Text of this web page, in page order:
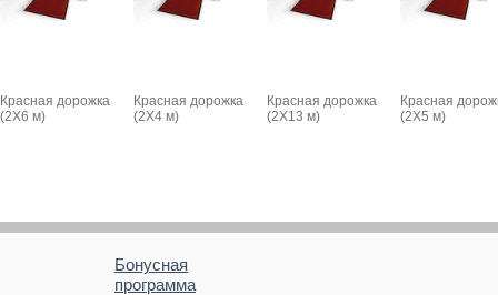
Красная дорожка
(2Х6 м)
Красная дорожка
(2Х4 м)
Красная дорожка
(2Х13 м)
Красная
(2Х5 м)
Бонусная
программа